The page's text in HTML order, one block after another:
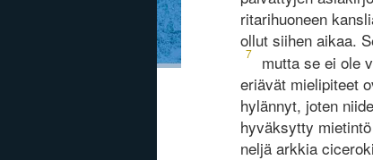
ritarihuoneen
ollut siihen aikaa.
7
mutta se ei ole
eriävät mielipiteet
hylännyt, joten
hyväksytty
neljä arkkia